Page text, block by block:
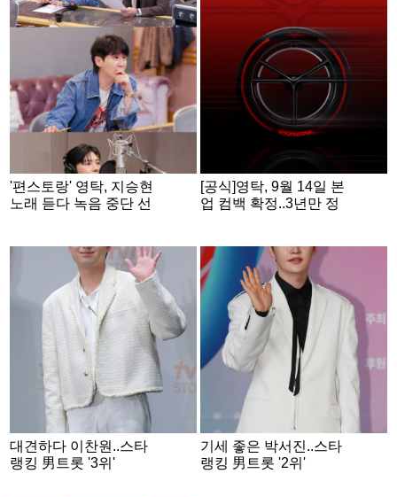
'편스토랑' 영탁, 지승현
노래 듣다 녹음 중단 선
[공식]영탁, 9월 14일 본
업 컴백 확정..3년만 정
대견하다 이찬원..스타
랭킹 男트롯 '3위'
기세 좋은 박서진..스타
랭킹 男트롯 '2위'